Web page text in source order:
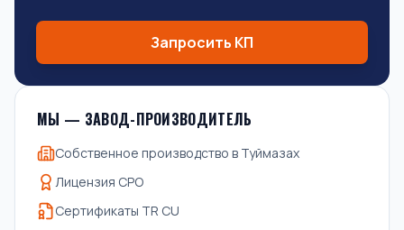
Запросить КП
МЫ — ЗАВОД-ПРОИЗВОДИТЕЛЬ
Собственное производство в Туймазах
Лицензия СРО
Сертификаты TR CU